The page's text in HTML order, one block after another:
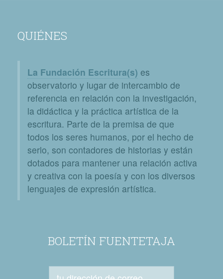
QUIÉNES
La Fundación Escritura(s) es
observatorio y lugar de intercambio de
referencia en relación con la investigación,
la didáctica y la práctica artística de la
escritura. Parte de la premisa de que
todos los seres humanos, por el hecho de
serlo, son contadores de historias y están
dotados para mantener una relación activa
y creativa con la poesía y con los diversos
lenguajes de expresión artística.
BOLETÍN FUENTETAJA